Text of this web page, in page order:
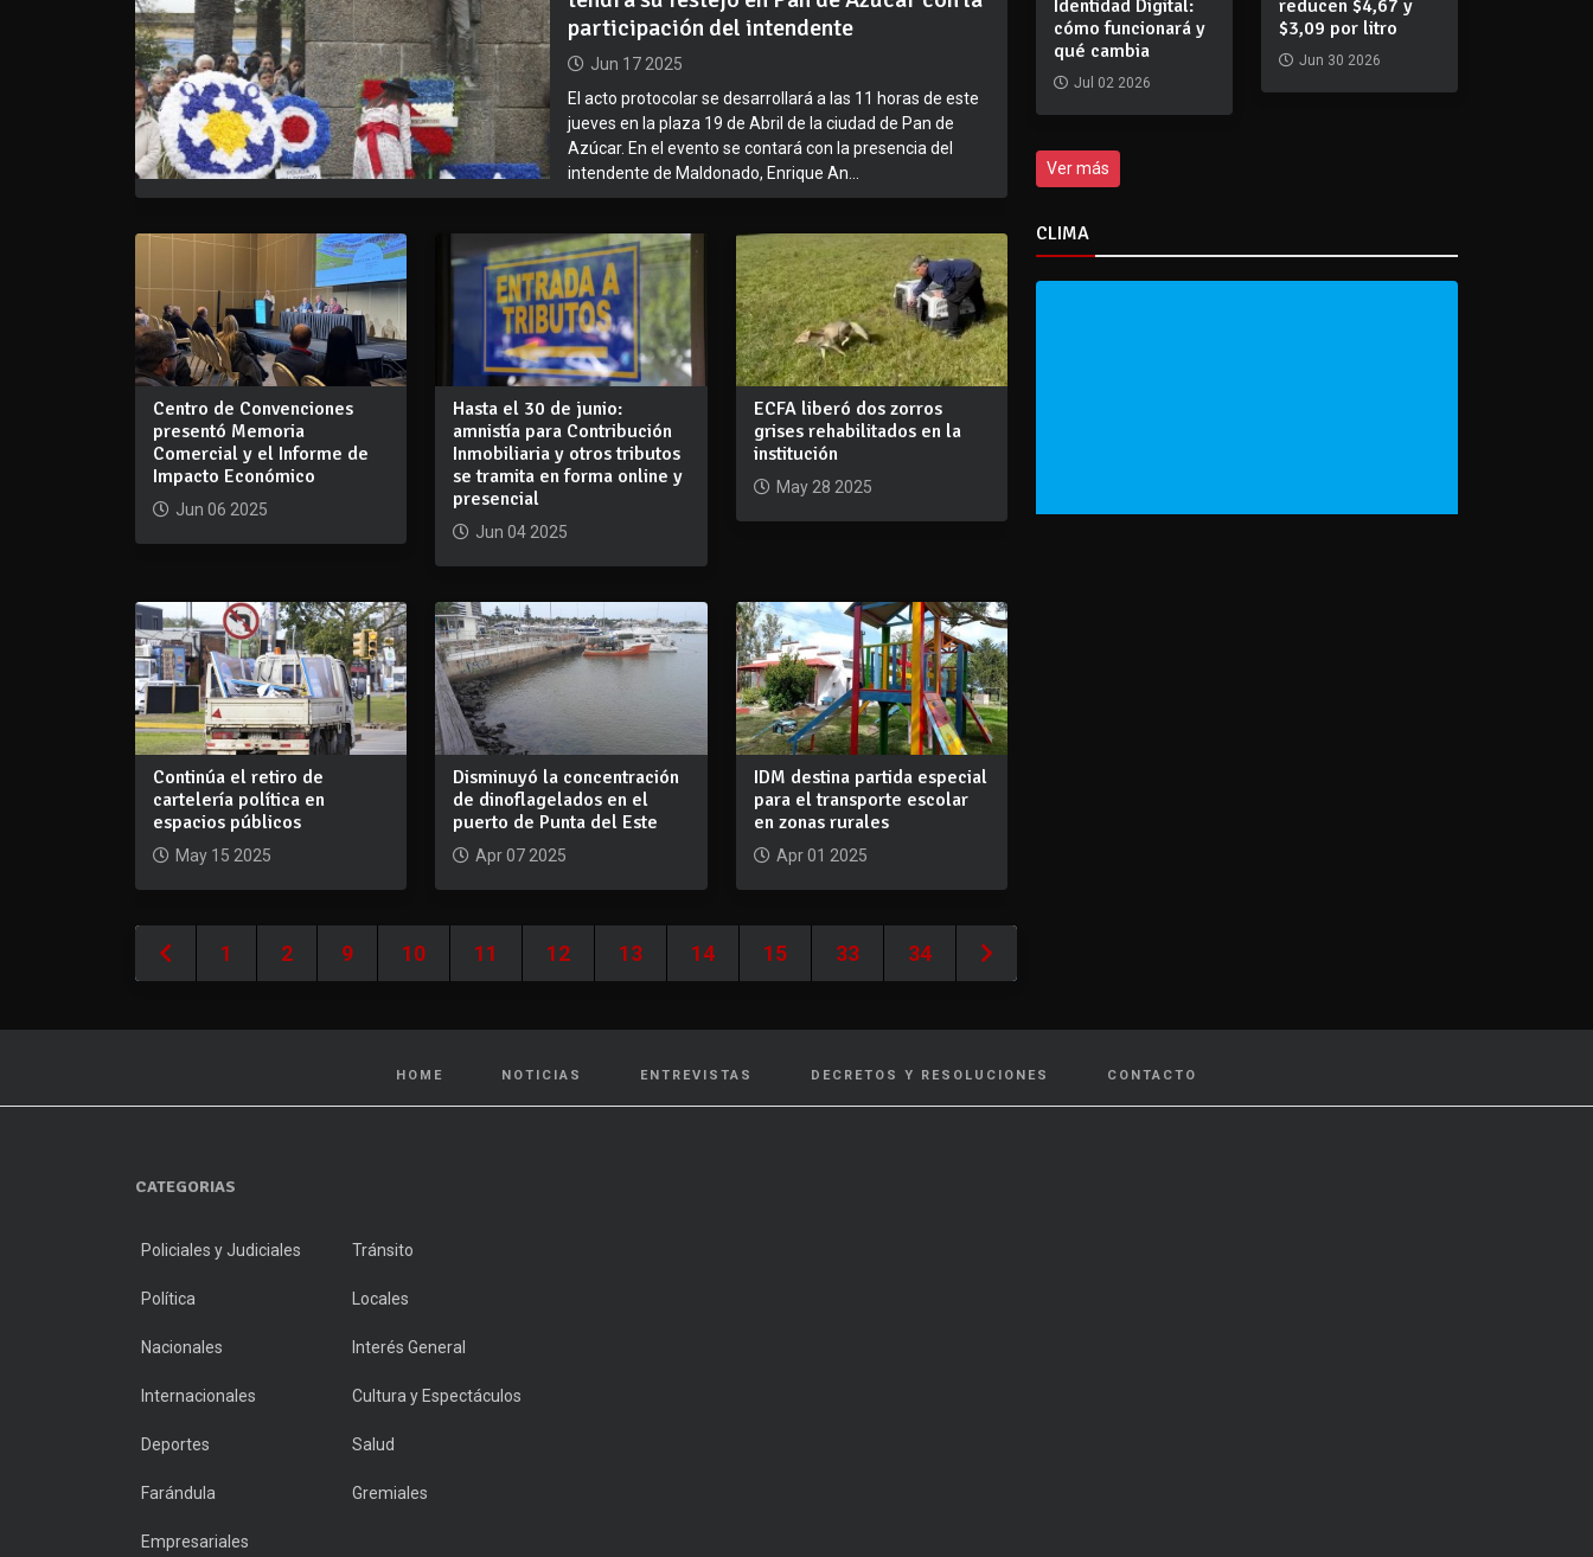
participación del intendente
Jun 17 2025
El acto protocolar se desarrollará a las 11 horas de este
jueves en la plaza 19 de Abril de la ciudad de Pan de
Azúcar. En el evento se contará con la presencia del
intendente de Maldonado, Enrique An...
Centro de Convenciones
presentó Memoria
Comercial y el Informe de
Impacto Económico
Jun 06 2025
Hasta el 30 de junio:
amnistía para Contribución
Inmobiliaria y otros tributos
se tramita en forma online y
presencial
Jun 04 2025
ECFA liberó dos zorros
grises rehabilitados en la
institución
May 28 2025
Continúa el retiro de
cartelería política en
espacios públicos
May 15 2025
Disminuyó la concentración
de dinoflagelados en el
puerto de Punta del Este
Apr 07 2025
IDM destina partida especial
para el transporte escolar
en zonas rurales
Apr 01 2025
1 2 9 10 11 12 13 14 15 33 34
Identidad Digital:
cómo funcionará y
qué cambia
Jul 02 2026
reducen $4,67 y
$3,09 por litro
Jun 30 2026
Ver más
CLIMA
HOME NOTICIAS ENTREVISTAS DECRETOS Y RESOLUCIONES CONTACTO
CATEGORIAS
Policiales y Judiciales Tránsito
Política Locales
Nacionales Interés General
Internacionales Cultura y Espectáculos
Deportes Salud
Farándula Gremiales
Empresariales